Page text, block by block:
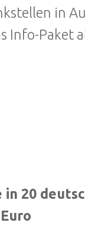
in
Info-Paket
20